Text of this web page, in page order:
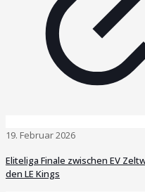
19. Februar 2026
Eliteliga Finale zwischen EV
den LE Kings